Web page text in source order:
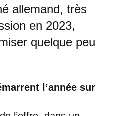
allemand, très
en 2023,
quelque peu
l’année sur